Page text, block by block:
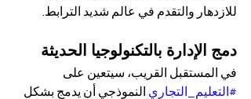
للازدهار والتقدم في عالم شديد الترابط.
دمج الإدارة بالتكنولوجيا الحديثة
في المستقبل القريب، سيتعين على
#التعليم_التجاري النموذجي أن يدمج بشكل